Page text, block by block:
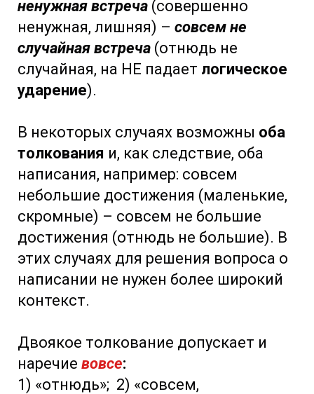
ненужная встреча (совершенно
ненужная, лишняя) – совсем не
случайная встреча (отнюдь не
случайная, на НЕ падает логическое
ударение).
В некоторых случаях возможны оба
толкования и, как следствие, оба
написания, например: совсем
небольшие достижения (маленькие,
скромные) – совсем не большие
достижения (отнюдь не большие). В
этих случаях для решения вопроса о
написании не нужен более широкий
контекст.
Двоякое толкование допускает и
наречие вовсе:
1) «отнюдь»; 2) «совсем,